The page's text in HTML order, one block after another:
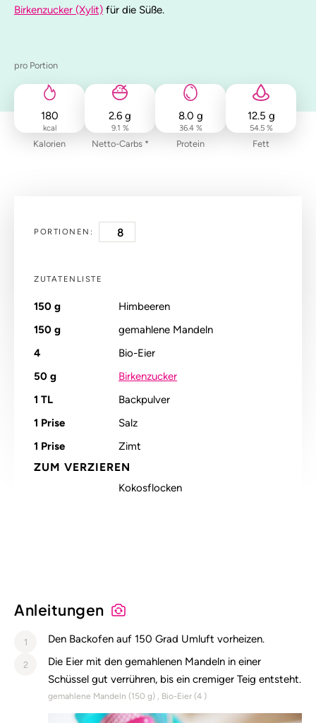
Birkenzucker (Xylit) für die Süße.
pro Portion
180
kcal
Kalorien
2.6 g
9.1 %
Netto-Carbs *
8.0 g
36.4 %
Protein
12.5 g
54.5 %
Fett
PORTIONEN:
ZUTATENLISTE
150 g
Himbeeren
150 g
gemahlene Mandeln
4
Bio-Eier
50 g
Birkenzucker
1 TL
Backpulver
1 Prise
Salz
1 Prise Zimt
ZUM VERZIEREN
Kokosflocken
Anleitungen
1 Den Backofen auf 150 Grad Umluft vorheizen.
2
Die Eier mit den gemahlenen Mandeln in einer
Schüssel gut verrühren, bis ein cremiger Teig entsteht.
gemahlene Mandeln (150 g) Bio-Eier (4 )